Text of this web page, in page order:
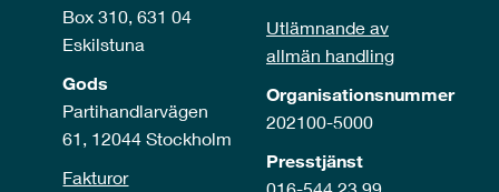
Box 310, 631 04
Eskilstuna
Gods
Partihandlarvägen
61, 12044 Stockholm
Fakturor
Utlämnande av
allmän handling
Organisationsnummer
202100-5000
Presstjänst